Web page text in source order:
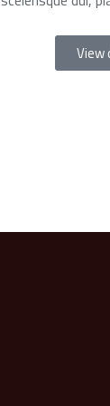
View